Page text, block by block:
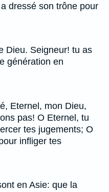
dressé son trône pour
Dieu. Seigneur! tu as
génération en
Eternel, mon Dieu,
pas! O Eternel, tu
tes jugements; O
infliger tes
en Asie: que la